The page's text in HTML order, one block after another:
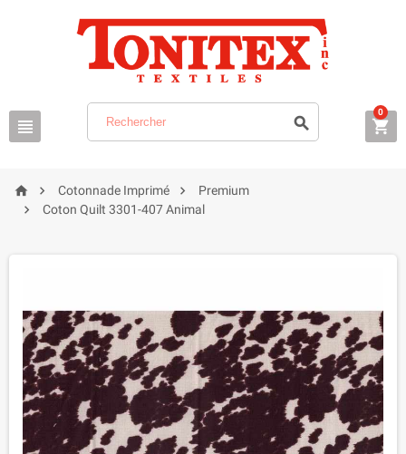
  
0
  Cotonnade Imprimé  Premium
 Coton Quilt 3301-407 Animal